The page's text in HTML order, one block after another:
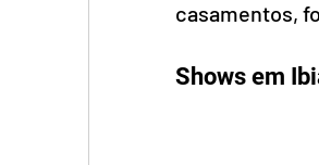
casamentos,
Shows em